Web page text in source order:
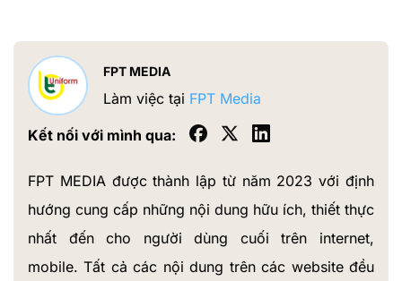
FPT MEDIA
Làm việc tại FPT Media
Kết nối với mình qua:
FPT MEDIA được thành lập từ năm 2023 với định
hướng cung cấp những nội dung hữu ích, thiết thực
nhất đến cho người dùng cuối trên internet,
mobile. Tất cả các nội dung trên các website đều